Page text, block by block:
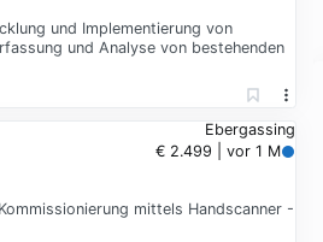
und Implementierung von
und Analyse von bestehenden
Ebergassing
€ 2.499 | vor 1 M
mittels Handscanner -